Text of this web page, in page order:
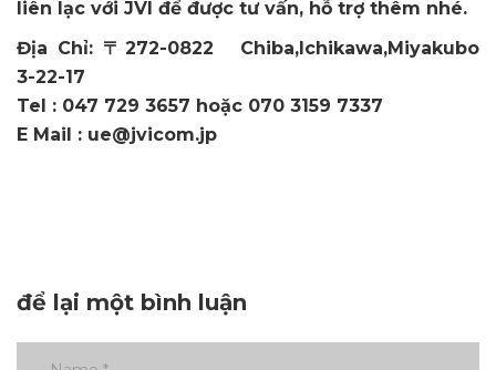
liên lạc với JVI để được tư vấn, hỗ trợ thêm nhé.
Địa Chỉ: 〒272-0822 Chiba,Ichikawa,Miyakubo
3-22-17
Tel : 047 729 3657 hoặc 070 3159 7337
E Mail : ue@jvicom.jp
để lại một bình luận